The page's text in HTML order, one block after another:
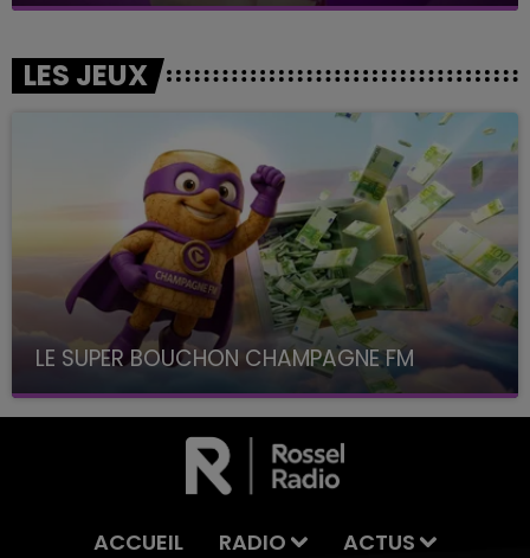
LES JEUX
LE SUPER BOUCHON CHAMPAGNE FM
avec La Famille Champagne FM, à 8H10
ACCUEIL RADIO
ACTUS